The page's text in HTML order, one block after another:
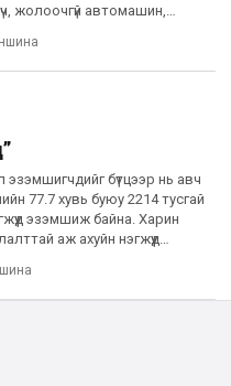
жолоочгүй автомашин,
бүтцээр нь авч
77.7 хувь буюу 2214 тусгай
эзэмшиж байна. Харин
аж ахуйн нэгжүүд